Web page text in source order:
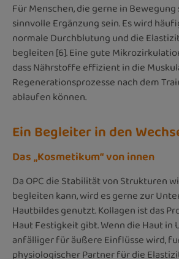
Für Menschen, die gerne in Bewegung
sinnvolle Ergänzung sein. Es wird
normale Durchblutung und die
begleiten [6]. Eine gute
dass Nährstoffe effizient in die
Regenerationsprozesse nach dem
ablaufen können.
Ein Begleiter in den
Das „Kosmetikum“ von innen
Da OPC die Stabilität von Strukturen
begleiten kann, wird es gerne zur
Hautbildes genutzt. Kollagen ist das
Haut Festigkeit gibt. Wenn die Haut in
anfälliger für äußere Einflüsse wird,
physiologischer Partner für die